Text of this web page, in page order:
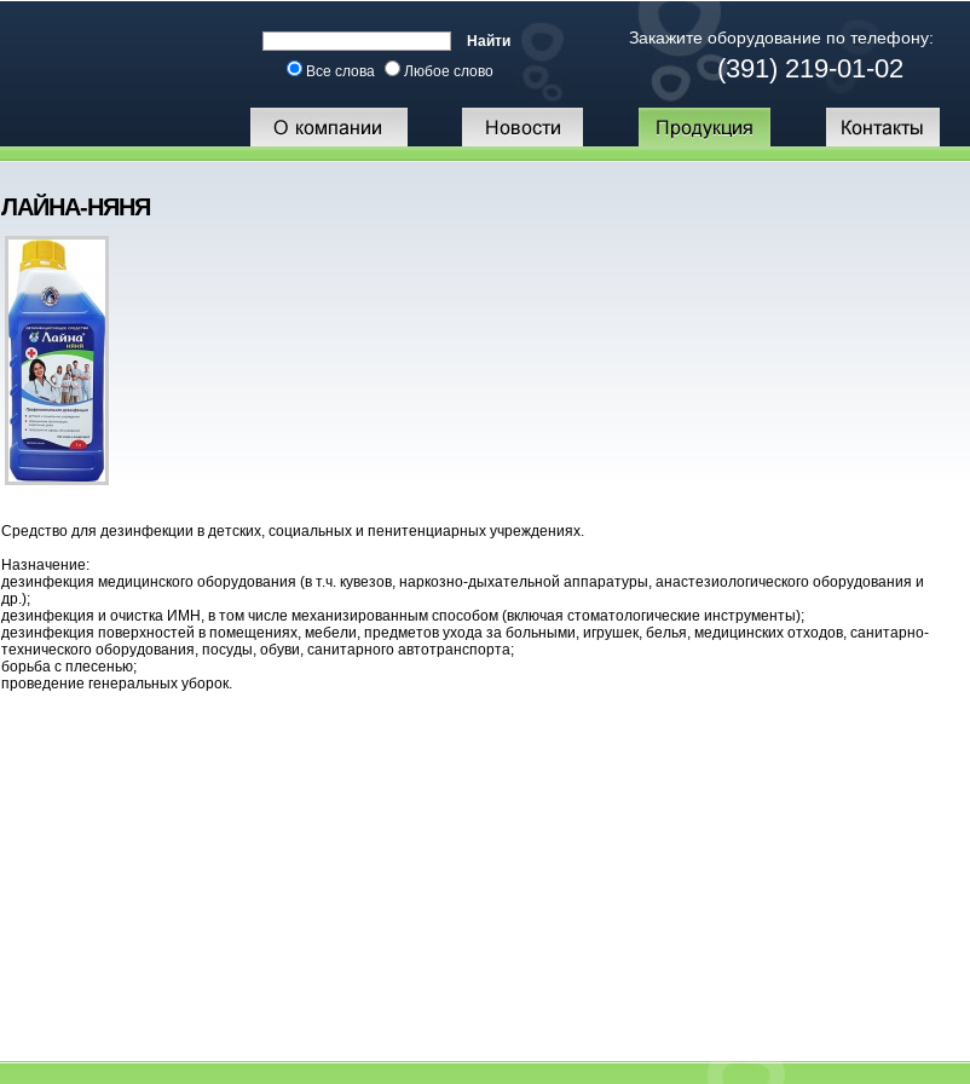
Все слова Любое слово
Закажите оборудование по телефону:
(391) 219-01-02
ЛАЙНА-НЯНЯ
Средство для дезинфекции в детских, социальных и пенитенциарных учреждениях.
Назначение:
дезинфекция медицинского оборудования (в т.ч. кувезов, наркозно-дыхательной аппаратуры, анастезиологического оборудования и
др.);
дезинфекция и очистка ИМН, в том числе механизированным способом (включая стоматологические инструменты);
дезинфекция поверхностей в помещениях, мебели, предметов ухода за больными, игрушек, белья, медицинских отходов, санитарно-
технического оборудования, посуды, обуви, санитарного автотранспорта;
борьба с плесенью;
проведение генеральных уборок.